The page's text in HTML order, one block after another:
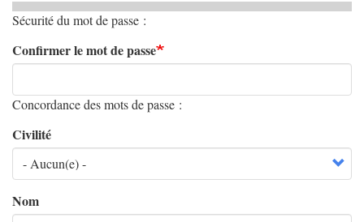
Sécurité du mot de passe :
Confirmer le mot de passe
Concordance des mots de passe :
Civilité
Nom